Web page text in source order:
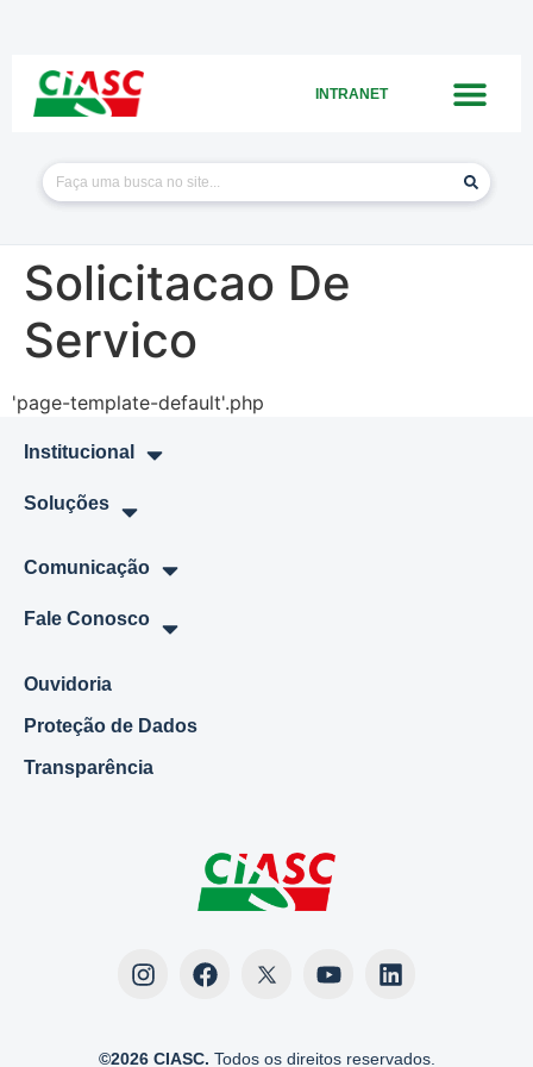
INTRANET
Solicitacao De
Servico
'page-template-default'.php
Institucional
Soluções
Comunicação
Fale Conosco
Ouvidoria
Proteção de Dados
Transparência
©2026 CIASC. Todos os direitos reservados.